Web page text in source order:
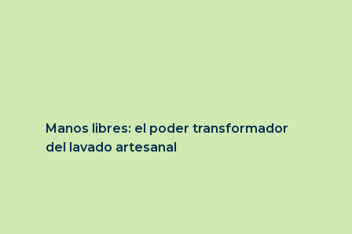
Manos libres: el poder transformador
del lavado artesanal